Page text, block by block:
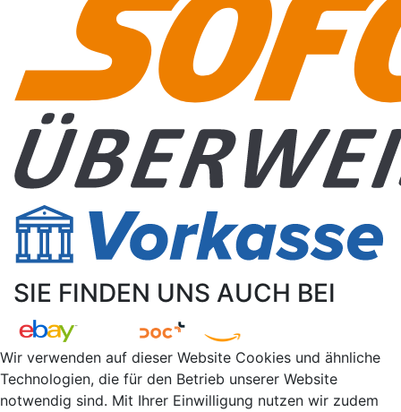
SIE FINDEN UNS AUCH BEI
Wir verwenden auf dieser Website Cookies und ähnliche
Technologien, die für den Betrieb unserer Website
notwendig sind. Mit Ihrer Einwilligung nutzen wir zudem